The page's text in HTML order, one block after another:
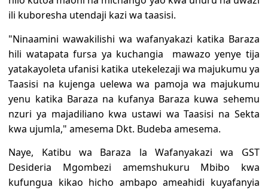
ili kuboresha utendaji kazi wa taasisi.
"Ninaamini wawakilishi wa wafanyakazi katika Baraza
hili watapata fursa ya kuchangia mawazo yenye tija
yatakayoleta ufanisi katika utekelezaji wa majukumu ya
Taasisi na kujenga uelewa wa pamoja wa majukumu
yenu katika Baraza na kufanya Baraza kuwa sehemu
nzuri ya majadiliano kwa ustawi wa Taasisi na Sekta
kwa ujumla," amesema Dkt. Budeba amesema.
Naye, Katibu wa Baraza la Wafanyakazi wa GST
Desideria Mgombezi amemshukuru Mbibo kwa
kufungua kikao hicho ambapo ameahidi kuyafanyia